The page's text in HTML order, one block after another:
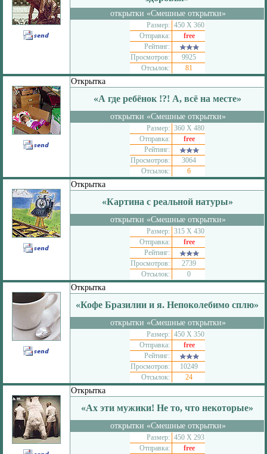
открытки «Смешные открытки»
Размер: 450 Х 360
Отправка:
free
Рейтинг:
Просмотров:
9925
Отсылок:
81
Открытка
«А где ребёнок !?! А, всё на месте»
открытки «Смешные открытки»
Размер: 360 Х 480
Отправка:
free
Рейтинг:
Просмотров:
3064
Отсылок:
6
Открытка
«Картина с реальной натуры»
открытки «Смешные открытки»
Размер: 315 Х 430
Отправка:
free
Рейтинг:
Просмотров:
2739
Отсылок:
0
Открытка
«Кофе Бразилии и я. Непоколебимо сплю»
открытки «Смешные открытки»
Размер: 450 Х 350
Отправка:
free
Рейтинг:
Просмотров:
10249
Отсылок:
24
Открытка
«Ах эти мужики! Не то, что некоторые»
открытки «Смешные открытки»
Размер: 450 Х 293
Отправка:
free